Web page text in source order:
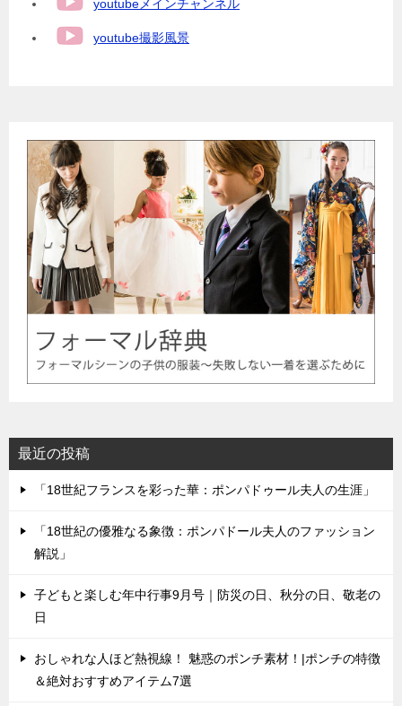
youtubeメインチャンネル
youtube撮影風景
最近の投稿
「18世紀フランスを彩った華：ポンパドゥール夫人の生涯」
「18世紀の優雅なる象徴：ポンパドール夫人のファッション
解説」
子どもと楽しむ年中行事9月号｜防災の日、秋分の日、敬老の
日
おしゃれな人ほど熱視線！ 魅惑のポンチ素材！|ポンチの特徴
＆絶対おすすめアイテム7選